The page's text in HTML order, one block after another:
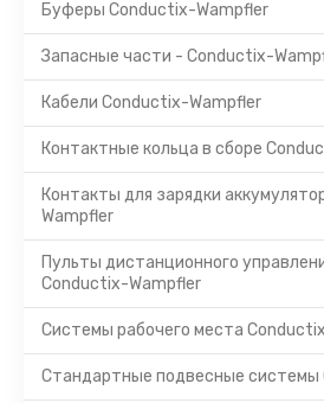
Буферы Conductix-Wampfler
Запасные части - Conductix-
Кабели Conductix-Wampfler
Контактные кольца в сборе
Контакты для зарядки
Wampfler
Пульты дистанционного
Conductix-Wampfler
Системы рабочего места
Стандартные подвесные